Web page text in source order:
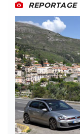
REPORTAGE